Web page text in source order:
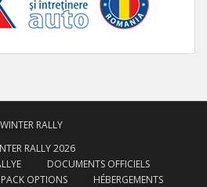
WINTER RALLY
RALLY 2026
DOCUMENTS OFFICIELS
PACK OPTIONS
HÉBERGEMENTS